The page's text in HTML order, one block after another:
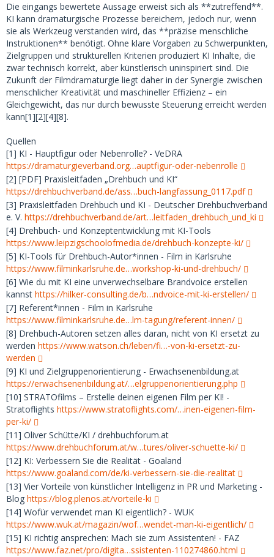
Die eingangs bewertete Aussage erweist sich als **zutreffend**.
KI kann dramaturgische Prozesse bereichern, jedoch nur, wenn
sie als Werkzeug verstanden wird, das **präzise menschliche
Instruktionen** benötigt. Ohne klare Vorgaben zu Schwerpunkten,
Zielgruppen und strukturellen Kriterien produziert KI Inhalte, die
zwar technisch korrekt, aber künstlerisch uninspiriert sind. Die
Zukunft der Filmdramaturgie liegt daher in der Synergie zwischen
menschlicher Kreativität und maschineller Effizienz – ein
Gleichgewicht, das nur durch bewusste Steuerung erreicht werden
kann[1][2][4][8].
Quellen
[1] KI - Hauptfigur oder Nebenrolle? - VeDRA
https://dramaturgieverband.org…auptfigur-oder-nebenrolle
[2] [PDF] Praxisleitfaden „Drehbuch und KI“
https://drehbuchverband.de/ass…buch-langfassung_0117.pdf
[3] Praxisleitfaden Drehbuch und KI - Deutscher Drehbuchverband
e. V. https://drehbuchverband.de/art…leitfaden_drehbuch_und_ki
[4] Drehbuch- und Konzeptentwicklung mit KI-Tools
https://www.leipzigschoolofmedia.de/drehbuch-konzepte-ki/
[5] KI-Tools für Drehbuch-Autor*innen - Film in Karlsruhe
https://www.filminkarlsruhe.de…workshop-ki-und-drehbuch/
[6] Wie du mit KI eine unverwechselbare Brandvoice erstellen
kannst https://hilker-consulting.de/b…ndvoice-mit-ki-erstellen/
[7] Referent*innen - Film in Karlsruhe
https://www.filminkarlsruhe.de…lm-tagung/referent-innen/
[8] Drehbuch-Autoren setzen alles daran, nicht von KI ersetzt zu
werden https://www.watson.ch/leben/fi…-von-ki-ersetzt-zu-
werden
[9] KI und Zielgruppenorientierung - Erwachsenenbildung.at
https://erwachsenenbildung.at/…elgruppenorientierung.php
[10] STRATOfilms – Erstelle deinen eigenen Film per KI! -
Stratoflights https://www.stratoflights.com/…inen-eigenen-film-
per-ki/
[11] Oliver Schütte/KI / drehbuchforum.at
https://www.drehbuchforum.at/w…tures/oliver-schuette-ki/
[12] KI: Verbessern Sie die Realität - Goaland
https://www.goaland.com/de/ki-verbessern-sie-die-realitat
[13] Vier Vorteile von künstlicher Intelligenz in PR und Marketing -
Blog https://blog.plenos.at/vorteile-ki
[14] Wofür verwendet man KI eigentlich? - WUK
https://www.wuk.at/magazin/wof…wendet-man-ki-eigentlich/
[15] KI richtig ansprechen: Mach sie zum Assistenten! - FAZ
https://www.faz.net/pro/digita…ssistenten-110274860.html